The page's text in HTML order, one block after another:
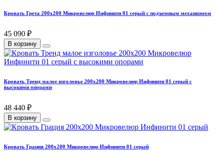
Кровать Грета 200х200 Микровелюр Инфинити 01 серый с подъемным механизмом
45 090 ₽
В корзину
Кровать Тренд малое изголовье 200х200 Микровелюр Инфинити 01 серый с
высокими опорами
48 440 ₽
В корзину
Кровать Грация 200х200 Микровелюр Инфинити 01 серый